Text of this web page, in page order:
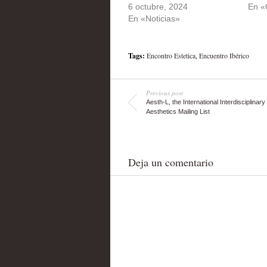
6 octubre, 2024
En «Noticias»
En
Tags: Encontro Estetica, Encuentro Ibérico
Previous post
Aesth-L, the International Interdisciplinary
Aesthetics Mailing List
Deja un comentario